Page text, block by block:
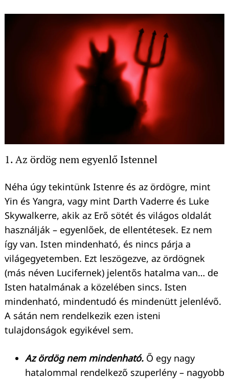
1. Az ördög nem egyenlő Istennel
Néha úgy tekintünk Istenre és az ördögre, mint
Yin és Yangra, vagy mint Darth Vaderre és Luke
Skywalkerre, akik az Erő sötét és világos oldalát
használják – egyenlőek, de ellentétesek. Ez nem
így van. Isten mindenható, és nincs párja a
világegyetemben. Ezt leszögezve, az ördögnek
(más néven Lucifernek) jelentős hatalma van… de
Isten hatalmának a közelében sincs. Isten
mindenható, mindentudó és mindenütt jelenlévő.
A sátán nem rendelkezik ezen isteni
tulajdonságok egyikével sem.
Az ördög nem mindenható. Ő egy nagy
hatalommal rendelkező szuperlény – nagyobb